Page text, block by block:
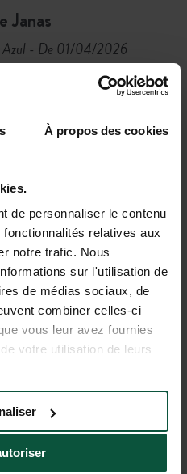
À propos des cookies
de personnaliser le contenu
relatives aux
notre trafic. Nous
sur l'utilisation de
de médias sociaux, de
combiner celles-ci
vous leur avez fournies
votre utilisation de leurs
Janas
- De 01/04/2026
Mediterrâneo, entre mar
desfrute de um
com piscina
espaços, com as
da Costa Azul a 40
RESERVAR